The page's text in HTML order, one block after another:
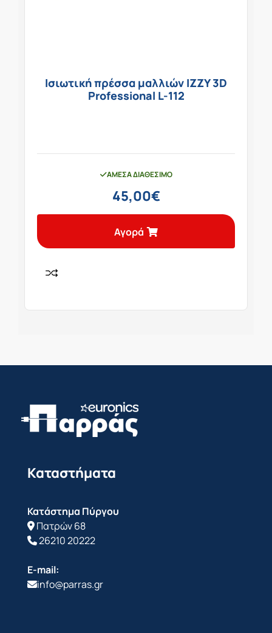
Ισιωτική πρέσσα μαλλιών IZZY 3D
Professional L-112
ΆΜΕΣΑ ΔΙΑΘΈΣΙΜΟ
45,00€
Αγορά
Καταστήματα
Κατάστημα Πύργου
Πατρών 68
26210 20222
E-mail:
info@parras.gr